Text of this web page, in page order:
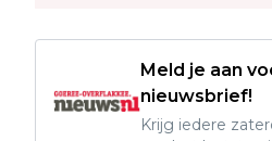
Meld je aan
nieuwsbrief!
Krijg iedere